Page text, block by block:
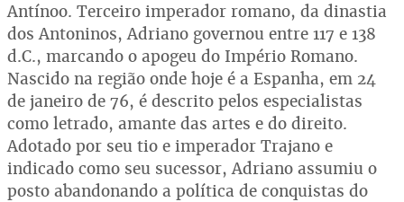
Antínoo. Terceiro imperador romano, da dinastia
dos Antoninos, Adriano governou entre 117 e 138
d.C., marcando o apogeu do Império Romano.
Nascido na região onde hoje é a Espanha, em 24
de janeiro de 76, é descrito pelos especialistas
como letrado, amante das artes e do direito.
Adotado por seu tio e imperador Trajano e
indicado como seu sucessor, Adriano assumiu o
posto abandonando a política de conquistas do